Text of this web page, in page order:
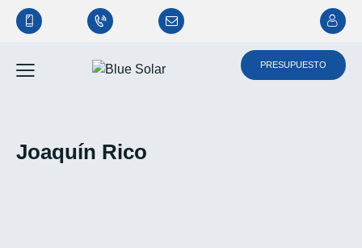
PRESUPUESTO
Joaquín Rico